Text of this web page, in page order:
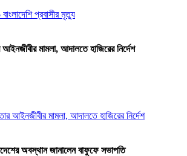
আইনজীবীর মামলা, আদালতে হাজিরের নির্দেশ
অবস্থান জানালেন বাফুফে সভাপতি